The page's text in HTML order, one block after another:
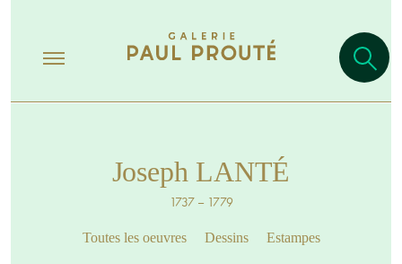
Joseph LANTÉ
1737 – 1779
Toutes les oeuvres Dessins Estampes